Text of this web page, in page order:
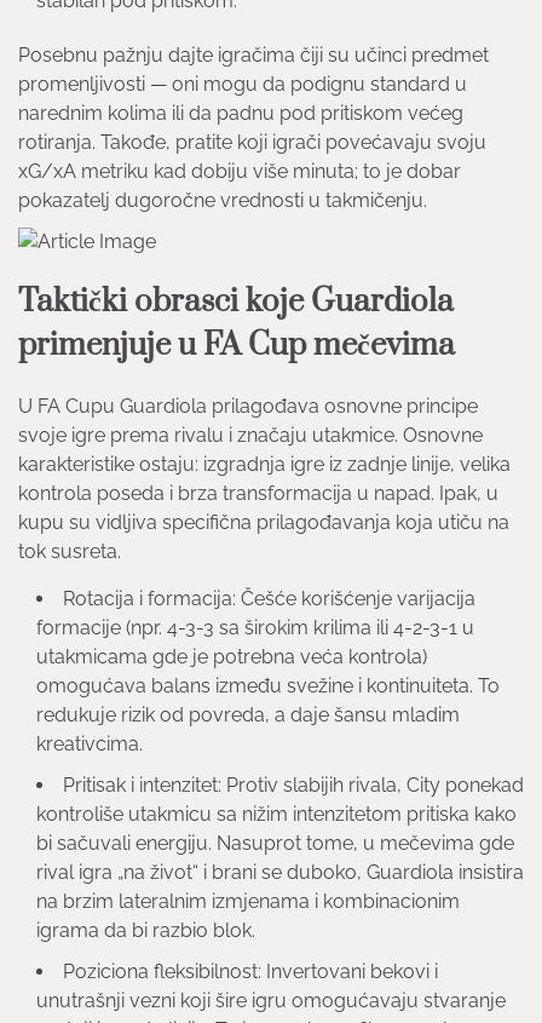
Posebnu pažnju dajte igračima čiji su učinci predmet
promenljivosti — oni mogu da podignu standard u
narednim kolima ili da padnu pod pritiskom većeg
rotiranja. Takođe, pratite koji igrači povećavaju svoju
xG/xA metriku kad dobiju više minuta; to je dobar
pokazatelj dugoročne vrednosti u takmičenju.
Taktički obrasci koje Guardiola
primenjuje u FA Cup mečevima
U FA Cupu Guardiola prilagođava osnovne principe
svoje igre prema rivalu i značaju utakmice. Osnovne
karakteristike ostaju: izgradnja igre iz zadnje linije, velika
kontrola poseda i brza transformacija u napad. Ipak, u
kupu su vidljiva specifična prilagođavanja koja utiču na
tok susreta.
Rotacija i formacija: Češće korišćenje varijacija
formacije (npr. 4-3-3 sa širokim krilima ili 4-2-3-1 u
utakmicama gde je potrebna veća kontrola)
omogućava balans između svežine i kontinuiteta. To
redukuje rizik od povreda, a daje šansu mladim
kreativcima.
Pritisak i intenzitet: Protiv slabijih rivala, City ponekad
kontroliše utakmicu sa nižim intenzitetom pritiska kako
bi sačuvali energiju. Nasuprot tome, u mečevima gde
rival igra „na život“ i brani se duboko, Guardiola insistira
na brzim lateralnim izmjenama i kombinacionim
igrama da bi razbio blok.
Poziciona fleksibilnost: Invertovani bekovi i
unutrašnji vezni koji šire igru omogućavaju stvaranje